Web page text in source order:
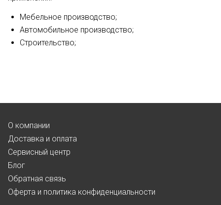
Мебельное производство;
Автомобильное производство;
Строительство;
О компании
Доставка и оплата
Сервисный центр
Блог
Обратная связь
Оферта и политика конфиденциальности